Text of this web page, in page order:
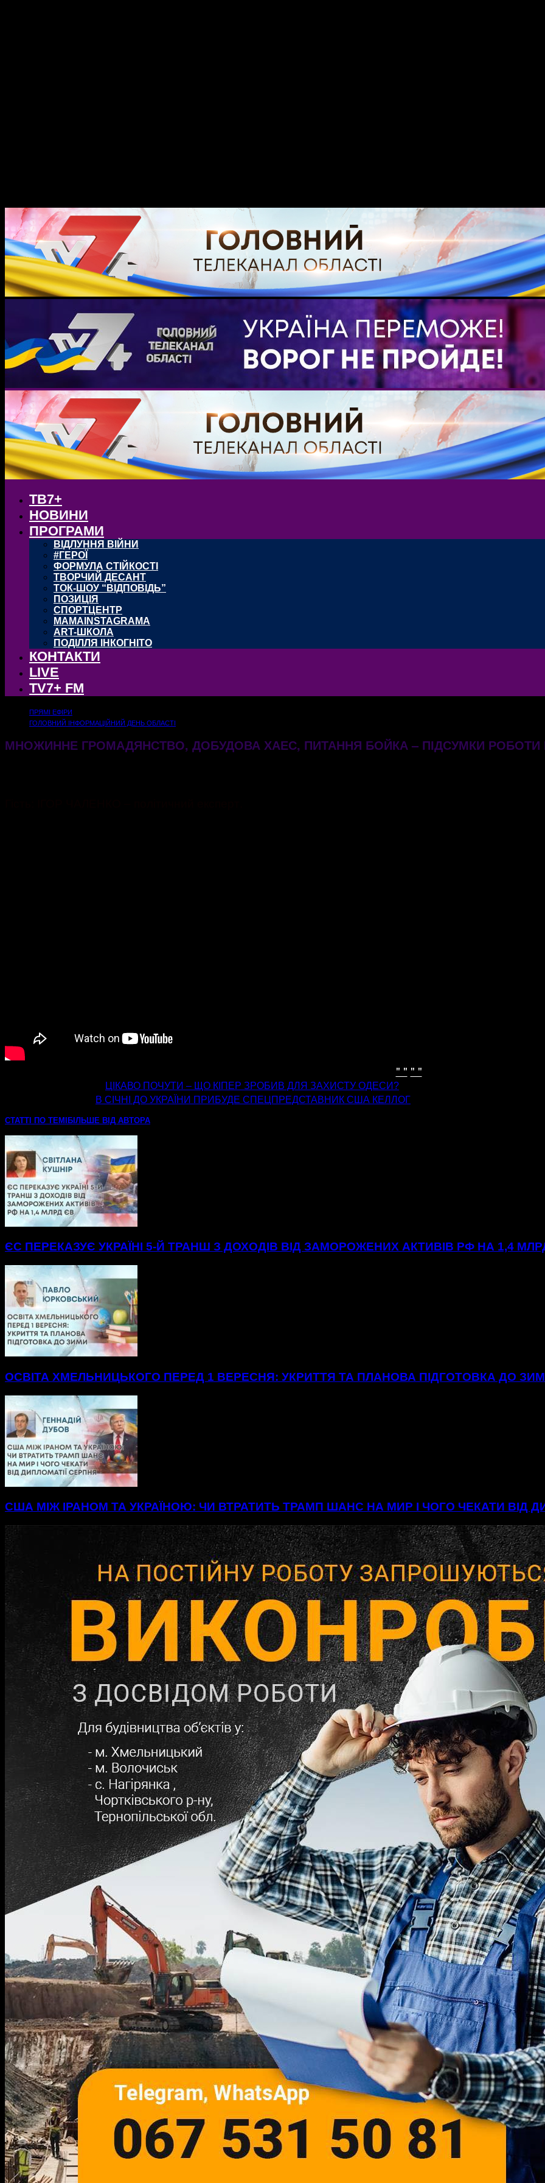
ТВ7+
НОВИНИ
ПРОГРАМИ
ВІДЛУННЯ ВІЙНИ
#ГЕРОЇ
ФОРМУЛА СТІЙКОСТІ
ТВОРЧИЙ ДЕСАНТ
ТОК-ШОУ “ВІДПОВІДЬ”
ПОЗИЦІЯ
СПОРТЦЕНТР
MAMAINSTAGRAMA
ART-ШКОЛА
ПОДІЛЛЯ ІНКОГНІТО
КОНТАКТИ
LIVE
TV7+ FM
ПРЯМІ ЕФІРИ
ГОЛОВНИЙ ІНФОРМАЦІЙНИЙ ДЕНЬ ОБЛАСТІ
МНОЖИННЕ ГРОМАДЯНСТВО, ДОБУДОВА ХАЕС, ПИТАННЯ БОЙКА – ПІДСУМКИ РОБОТИ
" " " "
ЦІКАВО ПОЧУТИ – ЩО КІПЕР ЗРОБИВ ДЛЯ ЗАХИСТУ ОДЕСИ?
В СІЧНІ ДО УКРАЇНИ ПРИБУДЕ СПЕЦПРЕДСТАВНИК США КЕЛЛОГ
СТАТТІ ПО ТЕМІ БІЛЬШЕ ВІД АВТОРА
ЄС ПЕРЕКАЗУЄ УКРАЇНІ 5-Й ТРАНШ З ДОХОДІВ ВІД ЗАМОРОЖЕНИХ АКТИВІВ РФ НА 1,4
ОСВІТА ХМЕЛЬНИЦЬКОГО ПЕРЕД 1 ВЕРЕСНЯ: УКРИТТЯ ТА ПЛАНОВА ПІДГОТОВКА ДО
США МІЖ ІРАНОМ ТА УКРАЇНОЮ: ЧИ ВТРАТИТЬ ТРАМП ШАНС НА МИР І ЧОГО ЧЕКАТИ ВІД